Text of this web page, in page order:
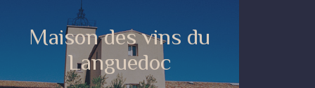
Maison des vins du
Languedoc